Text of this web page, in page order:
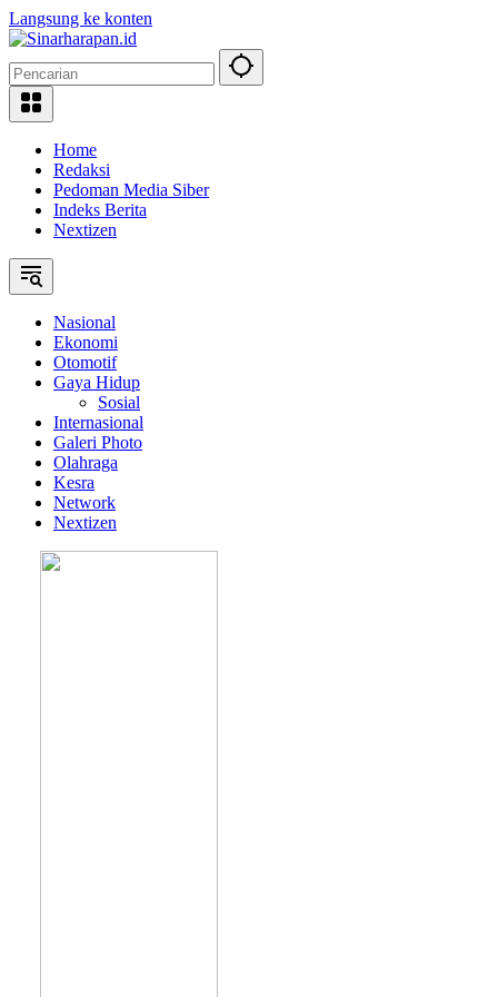
Langsung ke konten
Home
Redaksi
Pedoman Media Siber
Indeks Berita
Nextizen
Nasional
Ekonomi
Otomotif
Gaya Hidup
Sosial
Internasional
Galeri Photo
Olahraga
Kesra
Network
Nextizen